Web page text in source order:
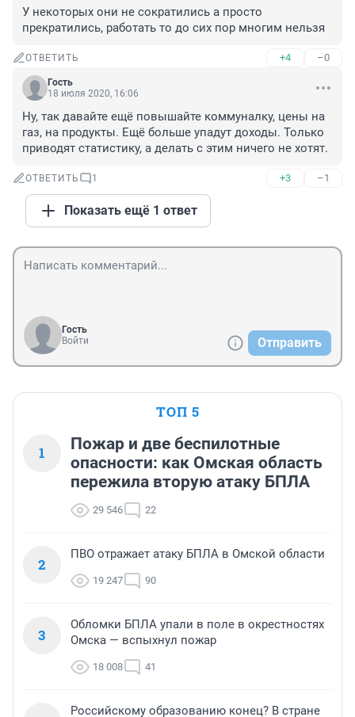
У некоторых они не сократились а просто
прекратились, работать то до сих пор многим нельзя
ОТВЕТИТЬ +4 –0
Гость
18 июля 2020, 16:06
Ну, так давайте ещё повышайте коммуналку, цены на
газ, на продукты. Ещё больше упадут доходы. Только
приводят статистику, а делать с этим ничего не хотят.
ОТВЕТИТЬ 1 +3 –1
Показать ещё 1 ответ
Гость
Войти
Отправить
ТОП 5
1
Пожар и две беспилотные
опасности: как Омская область
пережила вторую атаку БПЛА
29 546 22
2
ПВО отражает атаку БПЛА в Омской области
19 247 90
3
Обломки БПЛА упали в поле в окрестностях
Омска — вспыхнул пожар
18 008 41
Российскому образованию конец? В стране